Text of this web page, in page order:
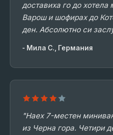
доставиха го до хотела
Варош и шофирах до
ден. Абсолютно си
- Мила С., Германия
"Наех 7-местен
из Черна гора. Четири